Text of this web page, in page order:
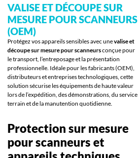
VALISE ET DÉCOUPE SUR
MESURE POUR SCANNEURS
(OEM)
Protégez vos appareils sensibles avec unevalise et
découpe sur mesure pour scanneursconçue pour
le transport, l’entreposage et la présentation
professionnelle. Idéale pour les fabricants (OEM),
distributeurs et entreprises technologiques, cette
solution sécurise les équipements de haute valeur
lors de l’expédition, des démonstrations, du service
terrain et de la manutention quotidienne.
Protection sur mesure
pour scanneurs et